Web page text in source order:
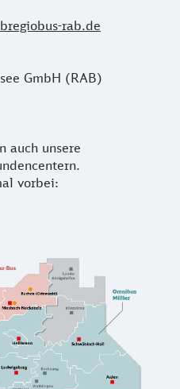
rab.de
GmbH (RAB)
auch unsere
vorbei: